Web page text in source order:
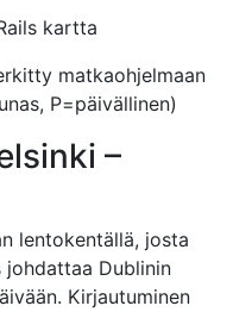
matkaohjelmaan
P=päivällinen)
–
lentokentällä, josta
johdattaa Dublinin
Kirjautuminen